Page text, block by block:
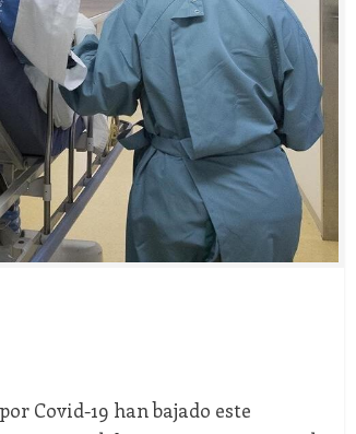
Covid-19 han bajado este